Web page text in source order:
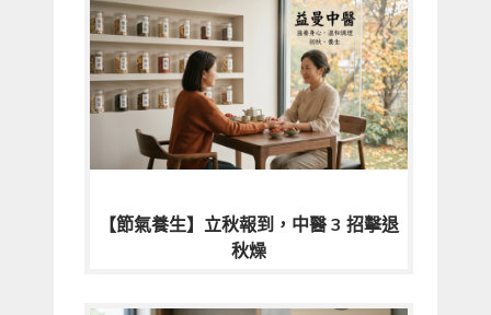
【節氣養生】立秋報到，中醫 3 招擊退
秋燥